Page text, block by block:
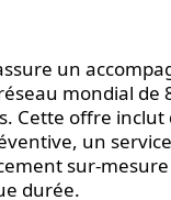
un
mondial de
Cette offre inclut
un
sur-
durée.